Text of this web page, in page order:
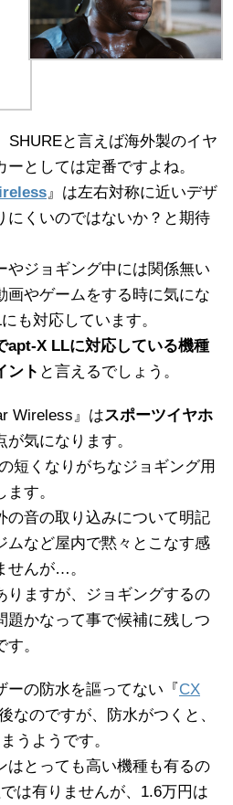
SHUREと言えば海外製のイヤ
としては定番ですよね。
』は左右対称に近いデザ
にくいのではないか？と期待
やジョギング中には関係無い
画やゲームをする時に気にな
も対応しています。
apt-X LLに対応している機種
ント と言えるでしょう。
Wireless』はスポーツイヤホ
が気になります。
短くなりがちなジョギング用
す。
の音の取り込みについて明記
ムなど屋内で黙々とこなす感
せんが…。
りますが、ジョギングするの
題かなって事で候補に残しつ
。
ーの防水を謳ってない『CX
なのですが、防水がつくと、
うようです。
はとっても高い機種も有るの
は有りませんが、1.6万円は